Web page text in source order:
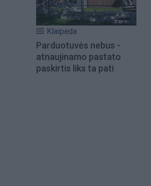
Klaipėda
Parduotuvės nebus -
atnaujinamo pastato
paskirtis liks ta pati